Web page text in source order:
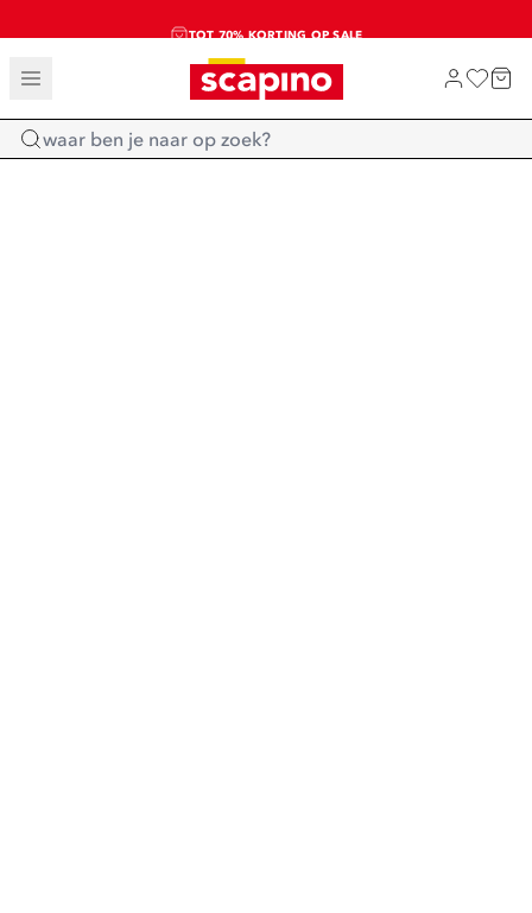
TOT 70% KORTING OP SALE
SALE: LAATSTE KANS!
SHOP NIEUW
Home